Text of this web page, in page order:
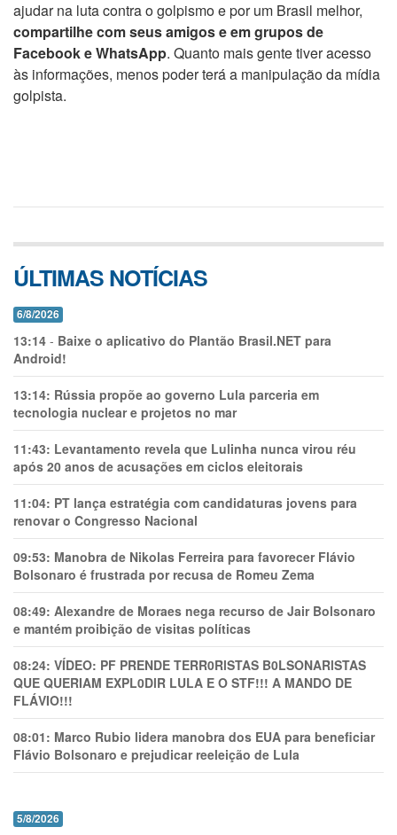
ajudar na luta contra o golpismo e por um Brasil melhor,
compartilhe com seus amigos e em grupos de
Facebook e WhatsApp. Quanto mais gente tiver acesso
às informações, menos poder terá a manipulação da mídia
golpista.
ÚLTIMAS NOTÍCIAS
6/8/2026
13:14 - Baixe o aplicativo do Plantão Brasil.NET para
Android!
13:14: Rússia propõe ao governo Lula parceria em
tecnologia nuclear e projetos no mar
11:43: Levantamento revela que Lulinha nunca virou réu
após 20 anos de acusações em ciclos eleitorais
11:04: PT lança estratégia com candidaturas jovens para
renovar o Congresso Nacional
09:53: Manobra de Nikolas Ferreira para favorecer Flávio
Bolsonaro é frustrada por recusa de Romeu Zema
08:49: Alexandre de Moraes nega recurso de Jair Bolsonaro
e mantém proibição de visitas políticas
08:24: VÍDEO: PF PRENDE TERR0RlSTAS B0LSONARlSTAS
QUE QUERIAM EXPL0DlR LULA E O STF!!! A MANDO DE
FLÁVIO!!!
08:01: Marco Rubio lidera manobra dos EUA para beneficiar
Flávio Bolsonaro e prejudicar reeleição de Lula
5/8/2026